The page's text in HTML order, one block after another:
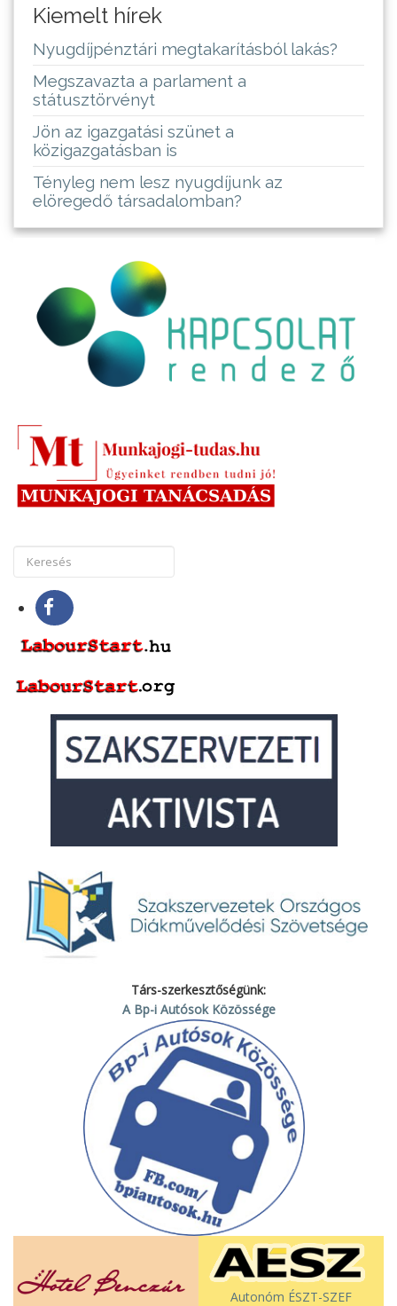
Kiemelt hírek
Nyugdíjpénztári megtakarításból lakás?
Megszavazta a parlament a
státusztörvényt
Jön az igazgatási szünet a
közigazgatásban is
Tényleg nem lesz nyugdíjunk az
elöregedő társadalomban?
Társ-szerkesztőségünk:
A Bp-i Autósok Közössége
Autonóm ÉSZT-SZEF